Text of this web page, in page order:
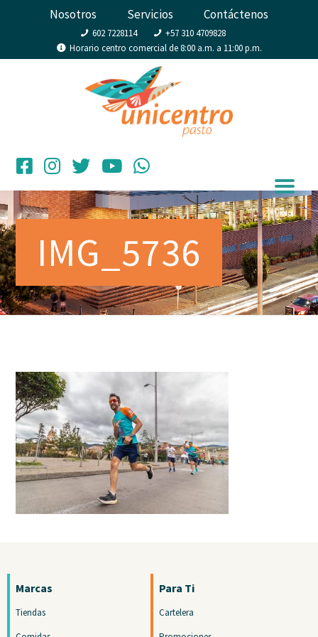
Nosotros Servicios Contáctenos
602 7228114
+57 310 4709828
Horario centro comercial de 8:00 a.m. a 11:00 p.m.
IMG_5736
Marcas
Tiendas
Para Ti
Cartelera